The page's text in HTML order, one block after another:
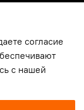
согласие
с нашей